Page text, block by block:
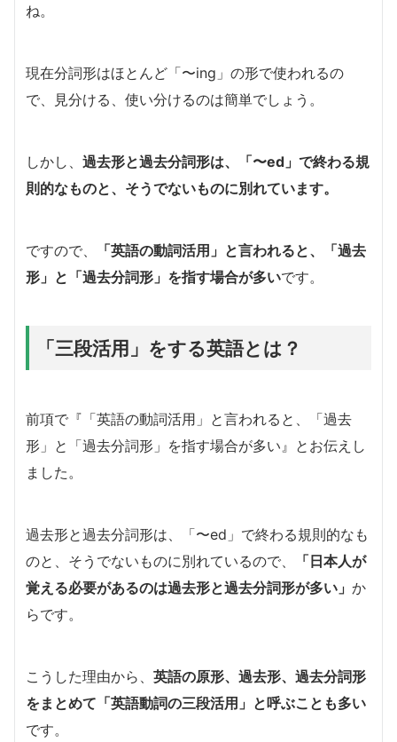
ね。
現在分詞形はほとんど「〜ing」の形で使われるの
で、見分ける、使い分けるのは簡単でしょう。
しかし、 過去形と過去分詞形は、「〜ed」で終わる規
則的なものと、そうでないものに別れています。
ですので、
「英語の動詞活用」と言われると、「過去
形」と「過去分詞形」を指す場合が多いです。
「三段活用」をする英語とは？
前項で『「英語の動詞活用」と言われると、「過去
形」と「過去分詞形」を指す場合が多い』とお伝えし
ました。
過去形と過去分詞形は、「〜ed」で終わる規則的なも
のと、そうでないものに別れているので、
「日本人が
覚える必要があるのは過去形と過去分詞形が多い」 か
らです。
こうした理由から、 英語の原形、過去形、過去分詞形
をまとめて「英語動詞の三段活用」と呼ぶことも多い
です。